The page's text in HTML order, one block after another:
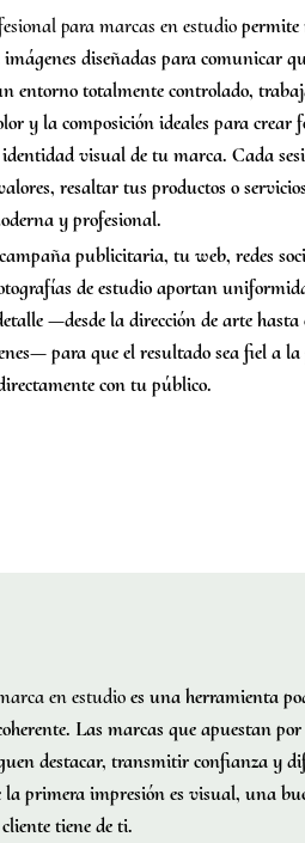
para marcas en estudiopermite
diseñadas para comunicar
entorno totalmente controlado,
y la composición ideales para crear
identidad visual de tu marca. Cada
resaltar tus productos o
y profesional.
publicitaria, tu web, redes
de estudio aportan
—desde la dirección de arte
para que el resultado sea fiel a
con tu público.
en estudioes una herramienta
Las marcas que apuestan
destacar, transmitir confianza y
primera impresión es visual, una
tiene de ti.